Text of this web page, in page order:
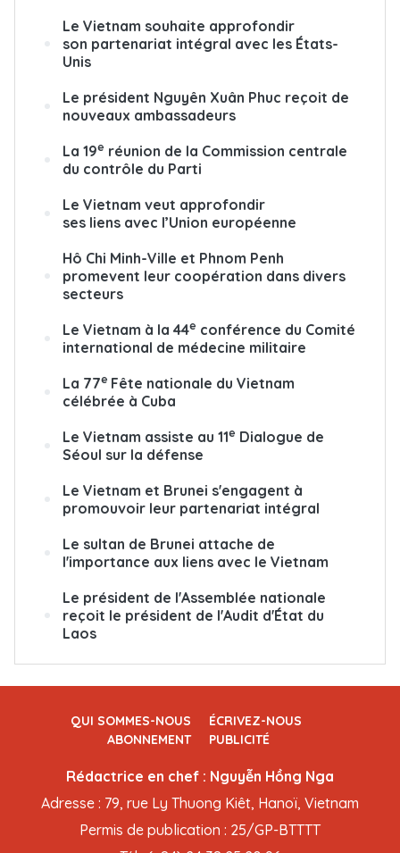
Le Vietnam souhaite approfondir
son partenariat intégral avec les États-
Unis
Le président Nguyên Xuân Phuc reçoit de
nouveaux ambassadeurs
La 19e réunion de la Commission centrale
du contrôle du Parti
Le Vietnam veut approfondir
ses liens avec l’Union européenne
Hô Chi Minh-Ville et Phnom Penh
promevent leur coopération dans divers
secteurs
Le Vietnam à la 44e conférence du Comité
international de médecine militaire
La 77e Fête nationale du Vietnam
célébrée à Cuba
Le Vietnam assiste au 11e Dialogue de
Séoul sur la défense
Le Vietnam et Brunei s'engagent à
promouvoir leur partenariat intégral
Le sultan de Brunei attache de
l'importance aux liens avec le Vietnam
Le président de l'Assemblée nationale
reçoit le président de l'Audit d'État du
Laos
QUI SOMMES-NOUS
ÉCRIVEZ-NOUS
ABONNEMENT
PUBLICITÉ
Rédactrice en chef : Nguyễn Hồng Nga
Adresse : 79, rue Ly Thuong Kiêt, Hanoï, Vietnam
Permis de publication : 25/GP-BTTTT